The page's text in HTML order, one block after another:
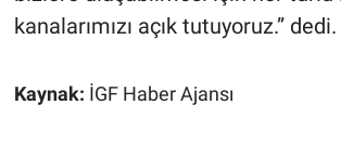
kanalarımızı açık tutuyoruz.” dedi.
Kaynak: İGF Haber Ajansı